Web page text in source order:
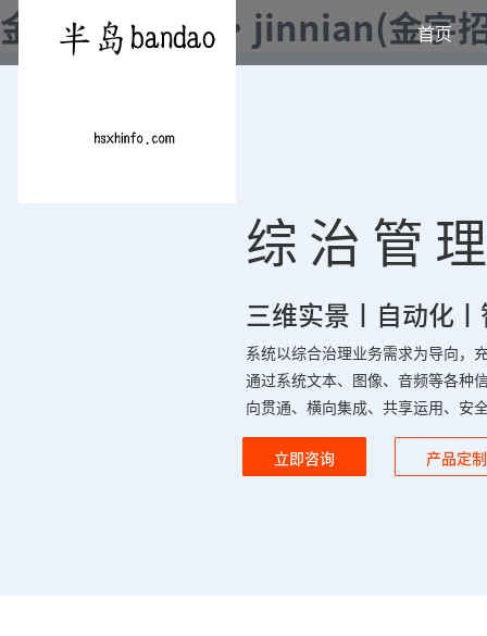
金年会|金年会·jinnian(金字
首页
综治管
三维实景丨自动化
系统以综合治理业务需求为导向，
通过系统文本、图像、音频等各种
向贯通、横向集成、共享运用、安
立即咨询 产品定制